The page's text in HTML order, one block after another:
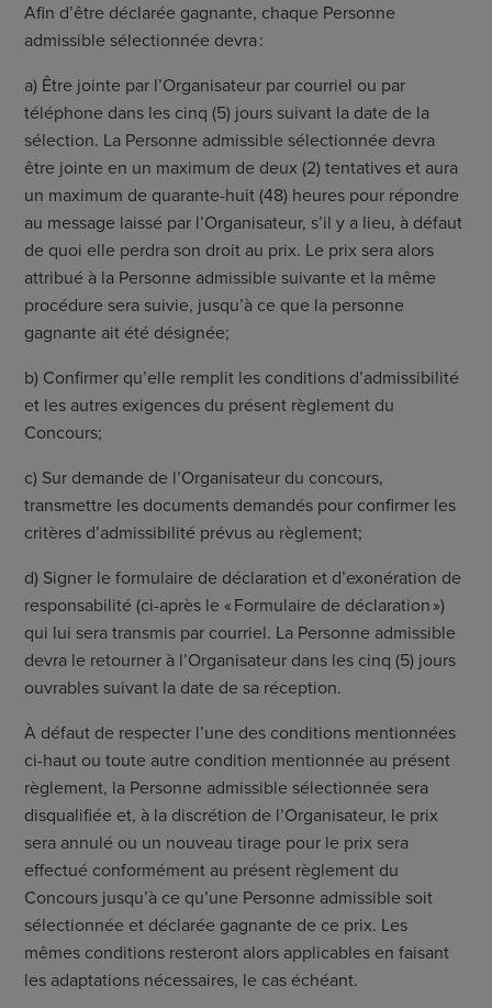
Afin d’être déclarée gagnante, chaque Personne
admissible sélectionnée devra :
a) Être jointe par l’Organisateur par courriel ou par
téléphone dans les cinq (5) jours suivant la date de la
sélection. La Personne admissible sélectionnée devra
être jointe en un maximum de deux (2) tentatives et aura
un maximum de quarante-huit (48) heures pour répondre
au message laissé par l’Organisateur, s’il y a lieu, à défaut
de quoi elle perdra son droit au prix. Le prix sera alors
attribué à la Personne admissible suivante et la même
procédure sera suivie, jusqu’à ce que la personne
gagnante ait été désignée;
b) Confirmer qu’elle remplit les conditions d’admissibilité
et les autres exigences du présent règlement du
Concours;
c) Sur demande de l’Organisateur du concours,
transmettre les documents demandés pour confirmer les
critères d’admissibilité prévus au règlement;
d) Signer le formulaire de déclaration et d’exonération de
responsabilité (ci-après le « Formulaire de déclaration »)
qui lui sera transmis par courriel. La Personne admissible
devra le retourner à l’Organisateur dans les cinq (5) jours
ouvrables suivant la date de sa réception.
À défaut de respecter l’une des conditions mentionnées
ci-haut ou toute autre condition mentionnée au présent
règlement, la Personne admissible sélectionnée sera
disqualifiée et, à la discrétion de l’Organisateur, le prix
sera annulé ou un nouveau tirage pour le prix sera
effectué conformément au présent règlement du
Concours jusqu’à ce qu’une Personne admissible soit
sélectionnée et déclarée gagnante de ce prix. Les
mêmes conditions resteront alors applicables en faisant
les adaptations nécessaires, le cas échéant.